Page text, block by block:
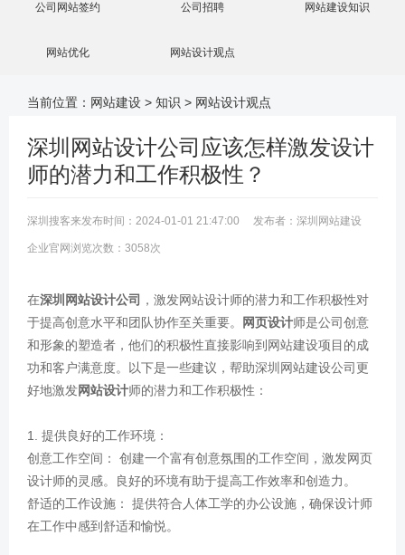
公司网站签约 公司招聘 网站建设知识
网站优化 网站设计观点
当前位置： 网站建设 > 知识 > 网站设计观点
深圳网站设计公司应该怎样激发设计
师的潜力和工作积极性？
深圳搜客来发布时间：2024-01-01 21:47:00 发布者：深圳网站建设
企业官网浏览次数：3058次
在深圳网站设计公司 ，激发网站设计师的潜力和工作积极性对
于提高创意水平和团队协作至关重要。
网页设计师是公司创意
和形象的塑造者，他们的积极性直接影响到网站建设项目的成
功和客户满意度。以下是一些建议，帮助深圳网站建设公司更
好地激发网站设计师的潜力和工作积极性：
1. 提供良好的工作环境：
创意工作空间： 创建一个富有创意氛围的工作空间，激发网页
设计师的灵感。良好的环境有助于提高工作效率和创造力。
舒适的工作设施： 提供符合人体工学的办公设施，确保设计师
在工作中感到舒适和愉悦。